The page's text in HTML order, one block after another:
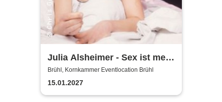
Julia Alsheimer - Sex ist mehr
als nur 'ne Nummer
Brühl, Kornkammer Eventlocation Brühl
15.01.2027